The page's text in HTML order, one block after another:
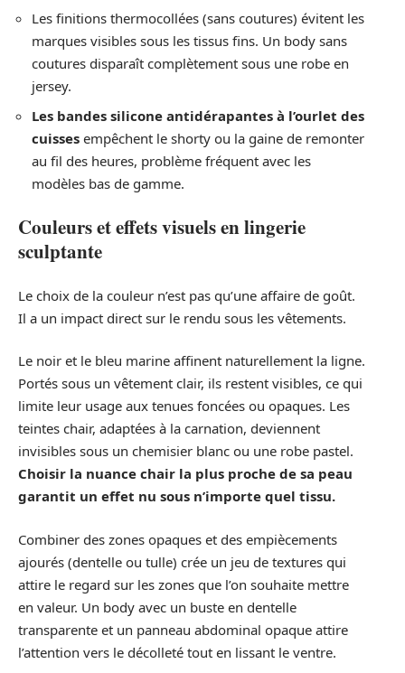
Les finitions thermocollées (sans coutures) évitent les
marques visibles sous les tissus fins. Un body sans
coutures disparaît complètement sous une robe en
jersey.
Les bandes silicone antidérapantes à l’ourlet des
cuisses empêchent le shorty ou la gaine de remonter
au fil des heures, problème fréquent avec les
modèles bas de gamme.
Couleurs et effets visuels en lingerie
sculptante
Le choix de la couleur n’est pas qu’une affaire de goût.
Il a un impact direct sur le rendu sous les vêtements.
Le noir et le bleu marine affinent naturellement la ligne.
Portés sous un vêtement clair, ils restent visibles, ce qui
limite leur usage aux tenues foncées ou opaques. Les
teintes chair, adaptées à la carnation, deviennent
invisibles sous un chemisier blanc ou une robe pastel.
Choisir la nuance chair la plus proche de sa peau
garantit un effet nu sous n’importe quel tissu.
Combiner des zones opaques et des empiècements
ajourés (dentelle ou tulle) crée un jeu de textures qui
attire le regard sur les zones que l’on souhaite mettre
en valeur. Un body avec un buste en dentelle
transparente et un panneau abdominal opaque attire
l’attention vers le décolleté tout en lissant le ventre.